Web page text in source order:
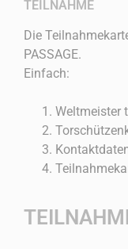
TEILNAHME
Die
PASSAGE.
Einfach:
Weltmeister